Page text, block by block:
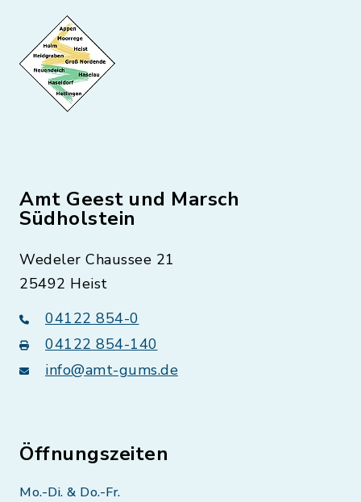
Amt Geest und Marsch
Südholstein
Wedeler Chaussee 21
25492 Heist
04122 854-0
04122 854-140
info@amt-gums.de
Öffnungszeiten
Mo.-Di. & Do.-Fr.